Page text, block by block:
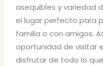
asequibles y variedad
el lugar perfecto para
familia o con amigos.
oportunidad de visitar
disfrutar de todo lo que